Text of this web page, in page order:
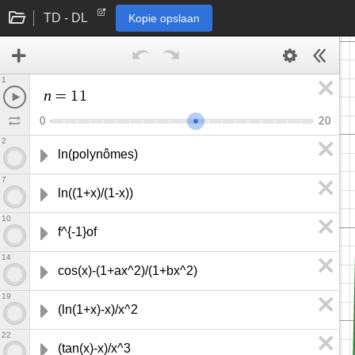
TD - DL Kopie opslaan
n = 11
0 20
1
ln(polynômes)
2
ln((1+x)/(1-x))
7
f^{-1}of
10
cos(x)-(1+ax^2)/(1+bx^2)
14
(ln(1+x)-x)/x^2
19
(tan(x)-x)/x^3
22